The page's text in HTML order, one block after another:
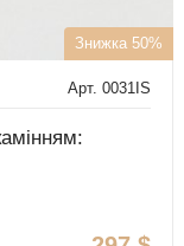
Знижка 50%
Арт. 0031IS